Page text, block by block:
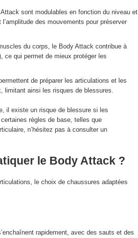
sont modulables en fonction du niveau et
des mouvements pour préserver
du corps, le Body Attack contribue à
qui permet de mieux protéger les
de préparer les articulations et les
limitant ainsi les risques de blessures.
il existe un risque de blessure si les
règles de base, telles que
n’hésitez pas à consulter un
le Body Attack ?
le choix de chaussures adaptées
rapidement, avec des sauts et des